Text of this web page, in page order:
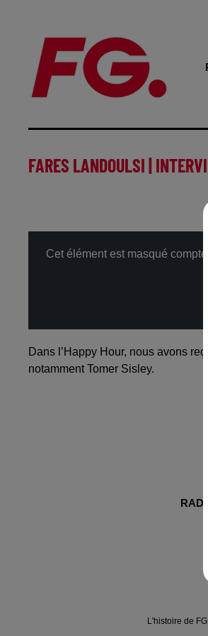
FARES LANDOULSI |
Cet élément est masqué
Dans l’Happy Hour, nous avons
notamment Tomer Sisley.
L'histoire de FG